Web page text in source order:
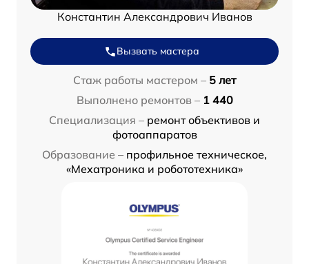
Константин Александрович Иванов
Вызвать мастера
Стаж работы мастером – 5 лет
Выполнено ремонтов – 1 440
Специализация – ремонт объективов и
фотоаппаратов
Образование – профильное техническое,
«Мехатроника и робототехника»